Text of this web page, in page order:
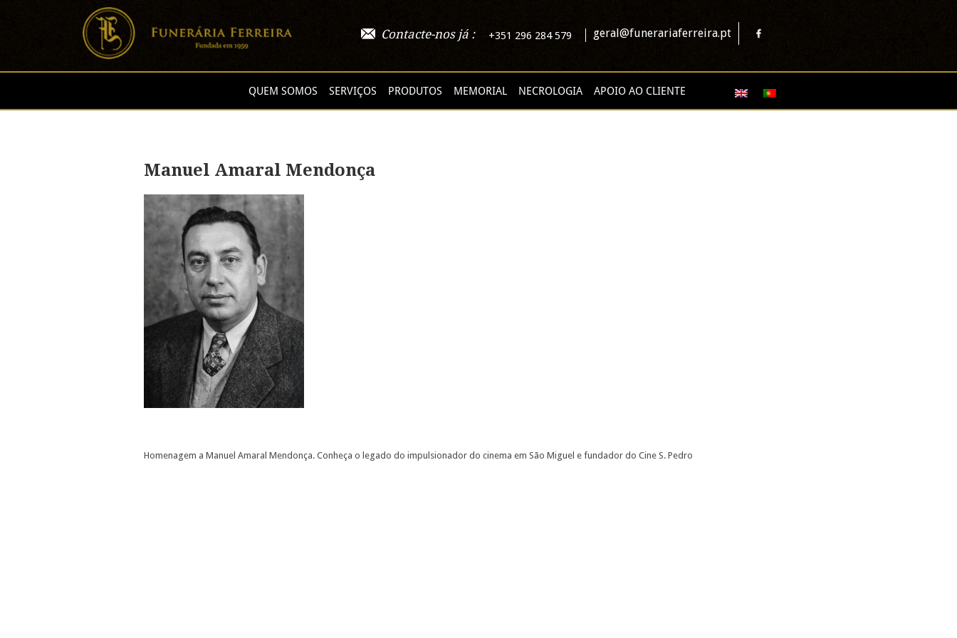
Contacte-nos já : +351 296 284 579 geral@funerariaferreira.pt
QUEM SOMOS SERVIÇOS PRODUTOS MEMORIAL NECROLOGIA APOIO AO CLIENTE
Manuel Amaral Mendonça
Homenagem a Manuel Amaral Mendonça. Conheça o legado do impulsionador do cinema em São Miguel e fundador do Cine S. Pedro